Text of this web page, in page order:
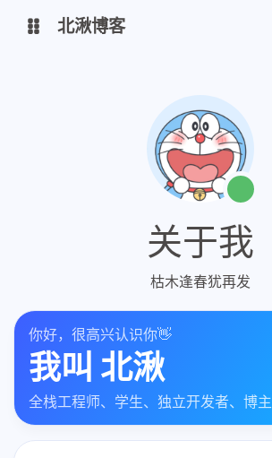
北湫博客
关于我
枯木逢春犹再发
你好，很高兴认识你👋
我叫 北湫
全栈工程师、学生、独立开发者、博主